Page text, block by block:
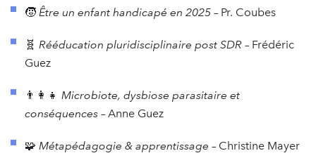
🧒 Être un enfant handicapé en 2025 – Pr. Coubes
🧬 Rééducation pluridisciplinaire post SDR – Frédéric
Guez
👨‍👩‍👧 Microbiote, dysbiose parasitaire et
conséquences – Anne Guez
🧩 Métapédagogie & apprentissage – Christine Mayer